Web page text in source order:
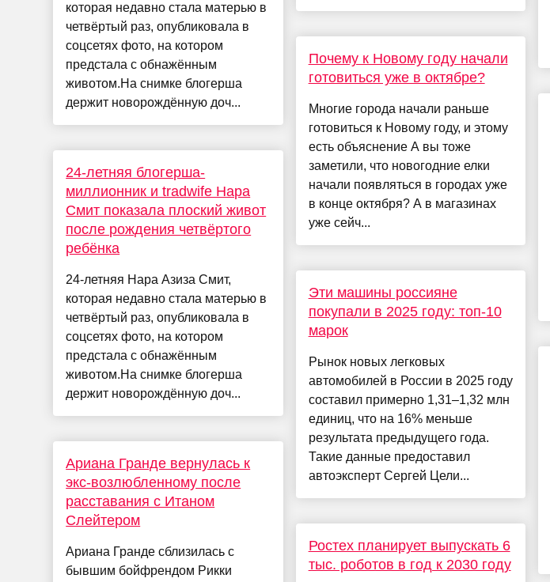
которая недавно стала матерью в
четвёртый раз, опубликовала в
соцсетях фото, на котором
предстала с обнажённым
животом.На снимке блогерша
держит новорождённую доч...
24-летняя блогерша-
миллионник и tradwife Нара
Смит показала плоский живот
после рождения четвёртого
ребёнка
24-летняя Нара Азиза Смит,
которая недавно стала матерью в
четвёртый раз, опубликовала в
соцсетях фото, на котором
предстала с обнажённым
животом.На снимке блогерша
держит новорождённую доч...
Ариана Гранде вернулась к
экс-возлюбленному после
расставания с Итаном
Слейтером
Ариана Гранде сблизилась с
бывшим бойфрендом Рикки
Почему к Новому году начали
готовиться уже в октябре?
Многие города начали раньше
готовиться к Новому году, и этому
есть объяснение А вы тоже
заметили, что новогодние елки
начали появляться в городах уже
в конце октября? А в магазинах
уже сейч...
Эти машины россияне
покупали в 2025 году: топ-10
марок
Рынок новых легковых
автомобилей в России в 2025 году
составил примерно 1,31–1,32 млн
единиц, что на 16% меньше
результата предыдущего года.
Такие данные предоставил
автоэксперт Сергей Цели...
Ростех планирует выпускать 6
тыс. роботов в год к 2030 году